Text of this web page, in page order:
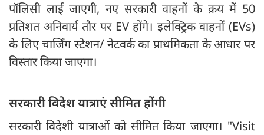
पॉलिसी लाई जाएगी, नए सरकारी वाहनों के क्रय में 50
प्रतिशत अनिवार्य तौर पर EV होंगे। इलेक्ट्रिक वाहनों (EVs)
के लिए चार्जिंग स्टेशन/ नेटवर्क का प्राथमिकता के आधार पर
विस्तार किया जाएगा।
सरकारी विदेश यात्राएं सीमित होंगी
सरकारी विदेशी यात्राओं को सीमित किया जाएगा। "Visit